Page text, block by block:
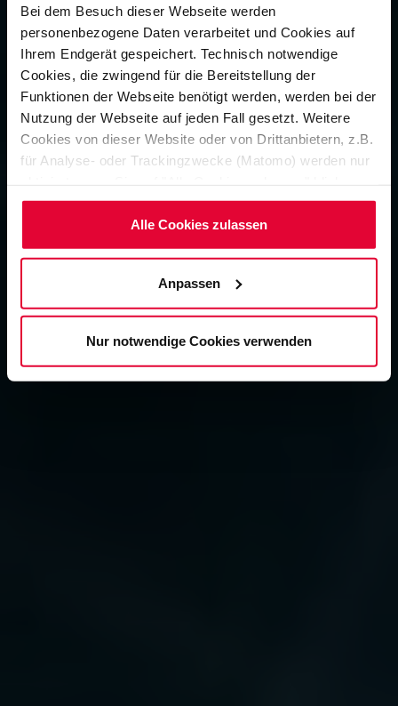
Bei dem Besuch dieser Webseite werden
personenbezogene Daten verarbeitet und Cookies auf
Ihrem Endgerät gespeichert. Technisch notwendige
Cookies, die zwingend für die Bereitstellung der
Funktionen der Webseite benötigt werden, werden bei der
Nutzung der Webseite auf jeden Fall gesetzt. Weitere
Cookies von dieser Website oder von Drittanbietern, z.B.
für Analyse- oder Trackingzwecke (Matomo) werden nur
Möchten Sie dies nicht, klicken Sie bitte auf "Nur
notwendige Cookies verwenden". Mehr dazu
(einschließlich der Möglichkeit, die Einwilligungserklärung
Cookie-Hinweis(Link im Fuß der Website)
bzw. derDatenschutzerklärung.
Alle Cookies zulassen
Anpassen
Nur notwendige Cookies verwenden